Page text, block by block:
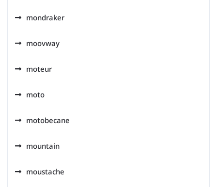
mondraker
moovway
moteur
moto
motobecane
mountain
moustache